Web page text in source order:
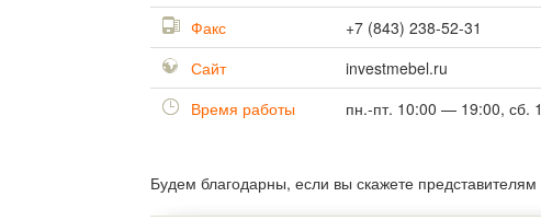
Факс
+7 (843) 238-52-31
Сайт
investmebel.ru
Время работы
пн.-пт. 10:00 — 19:00, сб.
Будем благодарны, если вы скажете